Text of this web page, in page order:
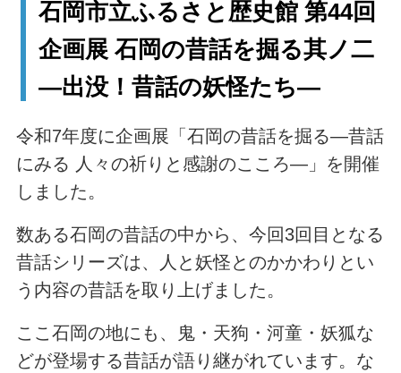
石岡市立ふるさと歴史館 第44回
企画展 石岡の昔話を掘る其ノ二
―出没！昔話の妖怪たち―
令和7年度に企画展「石岡の昔話を掘る―昔話
にみる 人々の祈りと感謝のこころ―」を開催
しました。
数ある石岡の昔話の中から、今回3回目となる
昔話シリーズは、人と妖怪とのかかわりとい
う内容の昔話を取り上げました。
ここ石岡の地にも、鬼・天狗・河童・妖狐な
どが登場する昔話が語り継がれています。な